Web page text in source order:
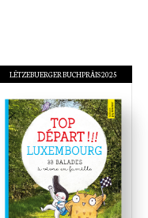
LËTZEBUERGER BUCHPRÄIS 2025